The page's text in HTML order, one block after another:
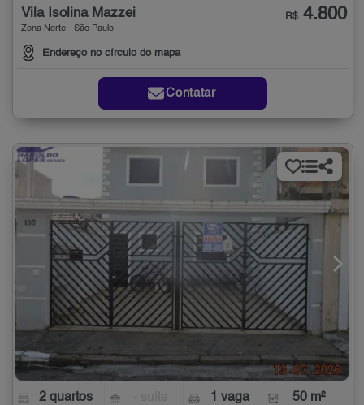
Vila Isolina Mazzei
Zona Norte - São Paulo
Endereço no círculo do mapa
R$ 4.800
Contatar
2 quartos 1 vaga 50 m²